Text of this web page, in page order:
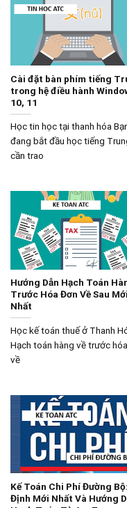
Cài đặt bàn phím tiếng
trong hệ điều hành
10, 11
Học tin học tại thanh hóa
đang bắt đầu học tiếng
cần trao
Hướng Dẫn Hạch Toán
Trước Hóa Đơn Về Sau Mới
Nhất
Học kế toán thuế ở Thanh
Hạch toán hàng về trước
về
Kế Toán Chi Phí Đường
Định Mới Nhất Và Hướng